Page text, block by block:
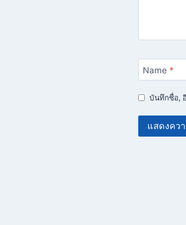
Name *
บันทึกชื่อ,